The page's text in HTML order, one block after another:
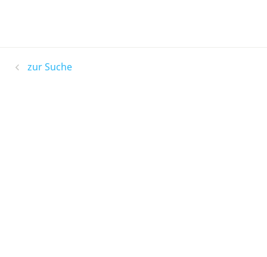
zur Suche